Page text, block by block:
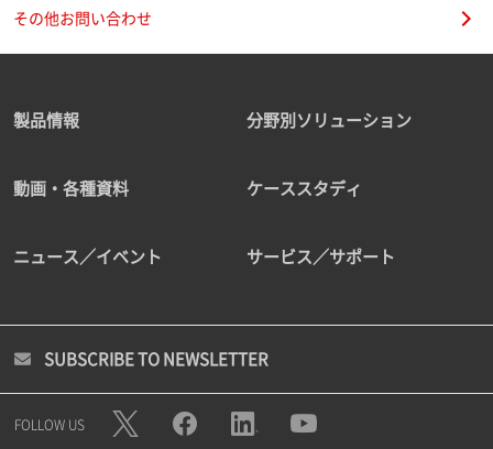
その他お問い合わせ
製品情報 分野別ソリューション
動画・各種資料 ケーススタディ
ニュース／イベント サービス／サポート
SUBSCRIBE TO NEWSLETTER
FOLLOW US